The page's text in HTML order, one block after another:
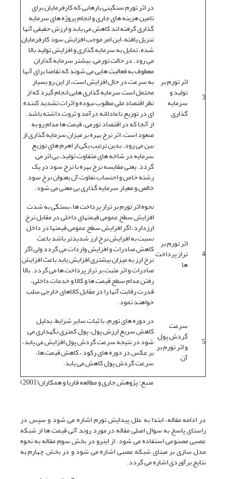
3
اثر تورم بر
تولید و
سرمایه
گذاری
در اثر تورم سنگینی بارهایی که کارفرمایان برای
تامین هزینه های جاری و انجام پروژه های سرمایه
گذاری گرفته اند کاهش می یابد و ارزش حقیقی آنها
تنزیل یافته، این امر موجب افزایش سود کارفرمایان
شده، تمایل به سرمایه گذاری و افزایش تولید بالا
می رود. در حالت تورمی، بیشتر سرمایه گذاران
معطوف به فعالیت هایی می شوند که تقاضا برای آنها
به سرعت در حال افزایش است، از این رو بسیار
محتمل است سرمایه گذاری هایی انجام گیرد که از
نظر اقتصاد ملی مطلوب نبوده و اثرات تشدید کننده
ای در توزیع ناعادلانه درآمد و ثروت داشته باشد.
از آنجا که در اقتصاد تورمی، قیمت ها مدام رو به
صعود است، اثر نرخ بهره بر میزان سرمایه گذاری از
بین می رود. بدین ترتیب یکی از اهرم های توزیع
سرمایه در شاخه های متفاوت تولید، بی اثر می
گردد. یعنی مقایسه نرخ بهره با نرخ سود در یک
رشته خاص و احتساب تفاوت آن بعنوان نرخ سود
خالص و معیار سرمایه گذاری بی معنی می شود.
4
اثر تورم بر
تراز پرداخت
ها
نحوه اثر تورم بر تراز پرداخت ها، بستگی به شدت
افزایش سطح عمومی قیمتهای داخلی در مقابل نرخ
ارزدارد، اگر افزایش سطح عمومی قیمتها در داخل
نسبت به افزایش نرخ ارز شدیدتر باشد باعث
کاهش صادرات و افزایش واردات می گردد ولی اگر
نرخ ارز به میزان بیشتری افزایش یابد باعث افزایش
صادرات و اثر مثبت بر تراز پرداخت ها می گردد. بالا
رفتن مدام سطح قیمت ها و کالا و خدمات داخلی،
قدرت رقابت آنها را در مقابل کالاهای خارجی سلب
خواهند نمود.
5
سرعت
گردش پول
و اثر تورم بر
آن
در دوره های تورم، با ثبات سایر شرایط، بدلیل
کاهش سریع ارزش پول، پول کمتری نگهداری می
شود در نتیجه سرعت گردش پول افزایش می یابد،
بر عکس در دوره های رکود ، کاهش قیمت ها،
سرعت گردش پول کاهش می یابد.
منبع: پژوهش جاری و مطالعه فاریا و همکاران(2001)
در ادامه مقاله، ابتدا به علل پیدایش تورم اشاره می شود و سپس در
راستای پاسخ به سوال اصلی مقاله در مورد روند آتی قیمت ها از شبکه
عصبی مصنوعی استفاده می شود. از اینرو در بخش سوم مقاله به نحوه
مدل سازی بر مبنای شبکه عصبی اشاره می شود و در بخش چهارم به
نتایج برآوردی اشاره می گردد.